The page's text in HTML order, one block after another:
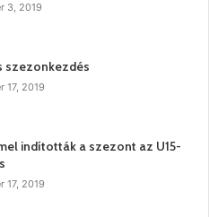
3, 2019
szezonkezdés
17, 2019
indították a szezont az U15-
17, 2019